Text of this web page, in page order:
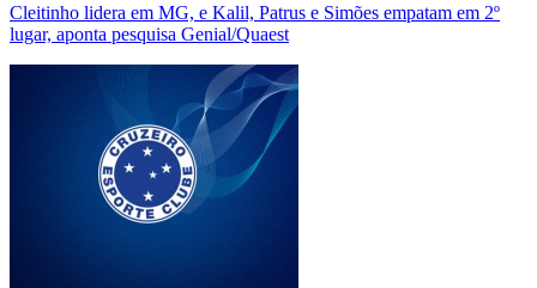
Cleitinho lidera em MG, e Kalil, Patrus e Simões empatam em 2º
lugar, aponta pesquisa Genial/Quaest